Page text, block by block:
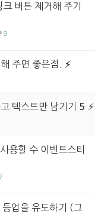
버튼 제거해 주기
9
주면 좋은점.
텍스트만 남기기 5
용할 수 이벤트스티
업을 유도하기 (그